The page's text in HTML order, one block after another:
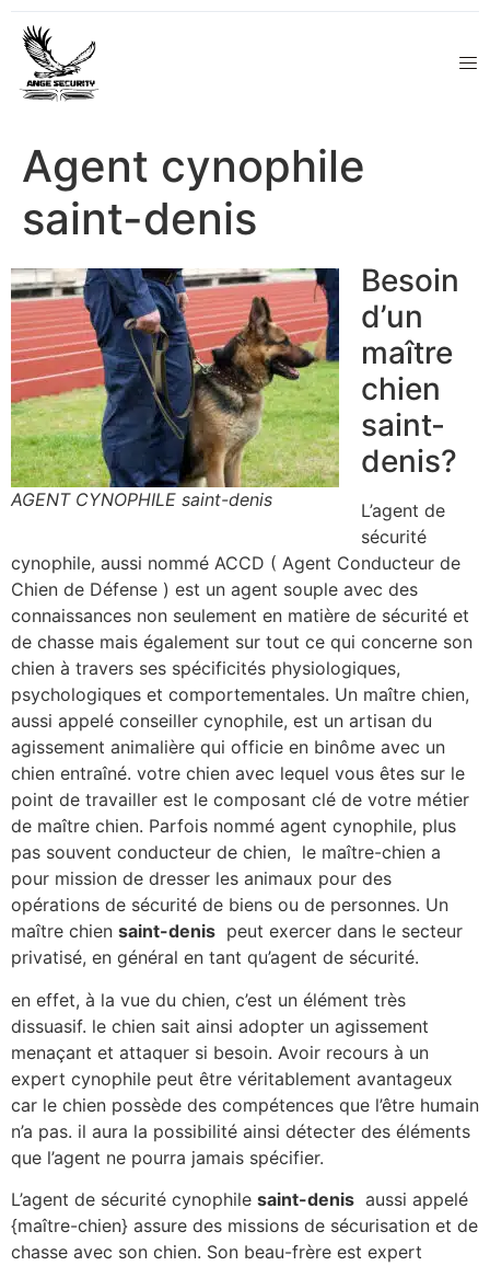
Agent cynophile
saint-denis
AGENT CYNOPHILE saint-denis
Besoin
d’un
maître
chien
saint-
denis?
L’agent de
sécurité
cynophile, aussi nommé ACCD ( Agent Conducteur de
Chien de Défense ) est un agent souple avec des
connaissances non seulement en matière de sécurité et
de chasse mais également sur tout ce qui concerne son
chien à travers ses spécificités physiologiques,
psychologiques et comportementales. Un maître chien,
aussi appelé conseiller cynophile, est un artisan du
agissement animalière qui officie en binôme avec un
chien entraîné. votre chien avec lequel vous êtes sur le
point de travailler est le composant clé de votre métier
de maître chien. Parfois nommé agent cynophile, plus
pas souvent conducteur de chien, le maître-chien a
pour mission de dresser les animaux pour des
opérations de sécurité de biens ou de personnes. Un
maître chien saint-denis peut exercer dans le secteur
privatisé, en général en tant qu’agent de sécurité.
en effet, à la vue du chien, c’est un élément très
dissuasif. le chien sait ainsi adopter un agissement
menaçant et attaquer si besoin. Avoir recours à un
expert cynophile peut être véritablement avantageux
car le chien possède des compétences que l’être humain
n’a pas. il aura la possibilité ainsi détecter des éléments
que l’agent ne pourra jamais spécifier.
L’agent de sécurité cynophile saint-denis aussi appelé
{maître-chien} assure des missions de sécurisation et de
chasse avec son chien. Son beau-frère est expert